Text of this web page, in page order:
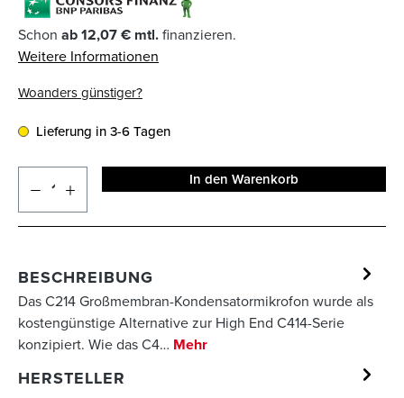
Schon ab 12,07 € mtl.finanzieren.
Weitere Informationen
Woanders günstiger?
Lieferung in 3-6 Tagen
In den Warenkorb
BESCHREIBUNG
Das C214 Großmembran-Kondensatormikrofon wurde als
kostengünstige Alternative zur High End C414-Serie
konzipiert. Wie das C4… Mehr
HERSTELLER